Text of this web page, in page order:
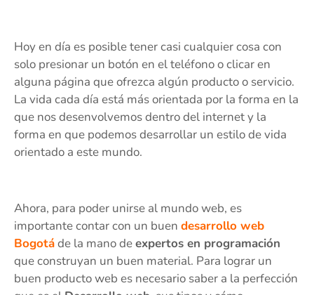
Hoy en día es posible tener casi cualquier cosa con
solo presionar un botón en el teléfono o clicar en
alguna página que ofrezca algún producto o servicio.
La vida cada día está más orientada por la forma en la
que nos desenvolvemos dentro del internet y la
forma en que podemos desarrollar un estilo de vida
orientado a este mundo.
Ahora, para poder unirse al mundo web, es
importante contar con un buen desarrollo web
Bogotáde la mano deexpertos en programación
que construyan un buen material. Para lograr un
buen producto web es necesario saber a la perfección